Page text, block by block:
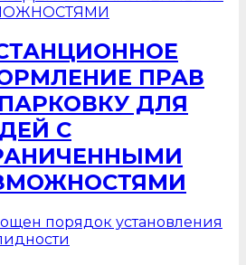
ПРАВ
ДЛЯ
С